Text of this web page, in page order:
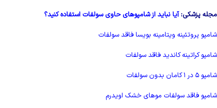
مجله پزشکی: آیا نباید از شامپوهای حاوی سولفات استفاده کنید؟
شامپو پروتئینه ویتامینه بویسا فاقد سولفات
شامپو کراتینه کاندید فاقد سولفات
شامپو 5 در 1 کامان بدون سولفات
شامپو فاقد سولفات موهای خشک اویدرم